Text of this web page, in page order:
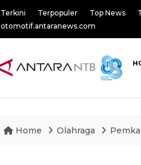
Terkini Terpopuler Top News
otomotif.antaranews.com
Home Olahraga